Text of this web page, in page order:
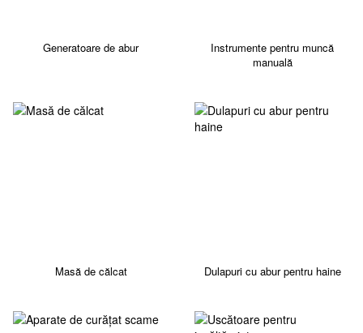
Generatoare de abur
Instrumente pentru muncă
manuală
Masă de călcat Dulapuri cu abur pentru haine